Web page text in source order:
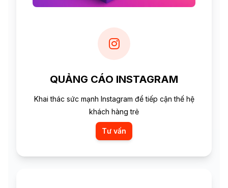
QUẢNG CÁO INSTAGRAM
Khai thác sức mạnh Instagram để tiếp cận thế hệ
khách hàng trẻ
Tư vấn